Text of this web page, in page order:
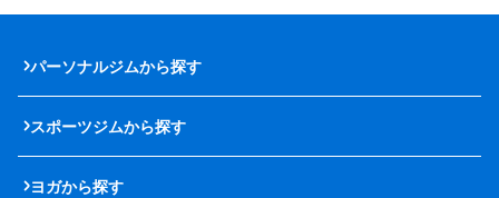
パーソナルジムから探す
スポーツジムから探す
ヨガから探す